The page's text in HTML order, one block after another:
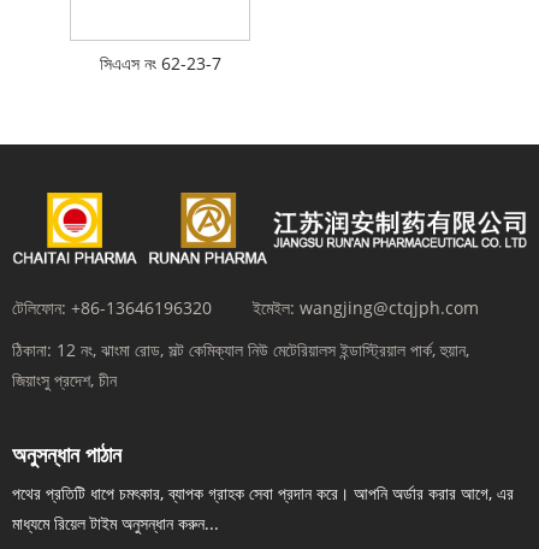
সিএএস নং 62-23-7
টেলিফোন: +86-13646196320 ইমেইল: wangjing@ctqjph.com
ঠিকানা: 12 নং, ঝাংমা রোড, সল্ট কেমিক্যাল নিউ মেটেরিয়ালস ইন্ডাস্ট্রিয়াল পার্ক, হুয়ান,
জিয়াংসু প্রদেশ, চীন
অনুসন্ধান পাঠান
পথের প্রতিটি ধাপে চমৎকার, ব্যাপক গ্রাহক সেবা প্রদান করে। আপনি অর্ডার করার আগে, এর
মাধ্যমে রিয়েল টাইম অনুসন্ধান করুন...